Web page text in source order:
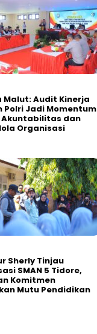
Malut: Audit Kinerja
Polri Jadi Momentum
Akuntabilitas dan
Organisasi
Sherly Tinjau
SMAN 5 Tidore,
Komitmen
Mutu Pendidikan